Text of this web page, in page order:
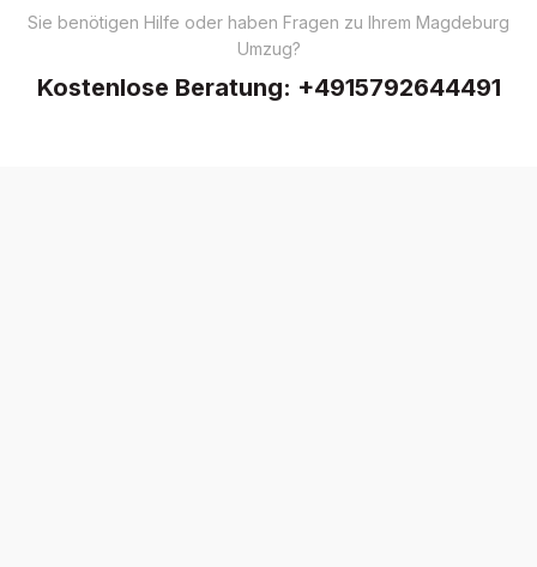
Sie benötigen Hilfe oder haben Fragen zu Ihrem Magdeburg
Umzug?
Kostenlose Beratung: +4915792644491